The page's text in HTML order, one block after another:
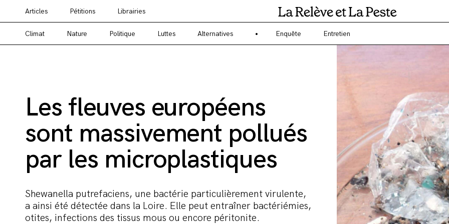
Vous cherchez un média alternatif ? Un média engagé sur l'écologie et l'environnement ? La Relève et la Peste est un
Articles Pétitions Librairies
Climat Nature Politique Luttes Alternatives Enquête Entretien
Les fleuves européens
sont massivement pollués
par les microplastiques
Shewanella putrefaciens, une bactérie particulièrement virulente,
a ainsi été détectée dans la Loire. Elle peut entraîner bactériémies,
otites, infections des tissus mous ou encore péritonite.